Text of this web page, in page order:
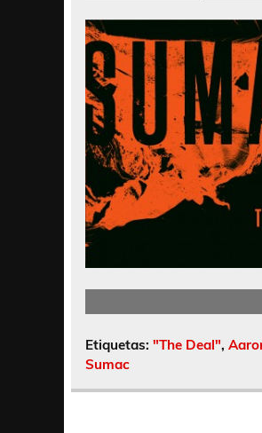
Etiquetas: "The Deal",
Sumac